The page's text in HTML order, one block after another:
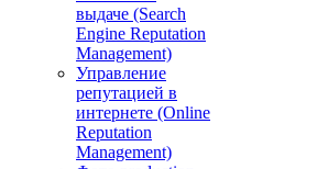
выдаче (Search
Engine Reputation
Management)
Управление
репутацией в
интернете (Online
Reputation
Management)